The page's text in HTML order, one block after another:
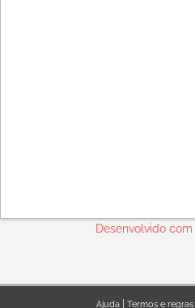
Desenvolvido com
Ajuda| Termos e regras|